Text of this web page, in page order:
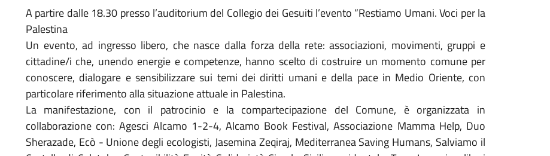
A partire dalle 18.30 presso l’auditorium del Collegio dei Gesuiti l’evento “Restiamo Umani. Voci per la
Palestina
Un evento, ad ingresso libero, che nasce dalla forza della rete: associazioni, movimenti, gruppi e
cittadine/i che, unendo energie e competenze, hanno scelto di costruire un momento comune per
conoscere, dialogare e sensibilizzare sui temi dei diritti umani e della pace in Medio Oriente, con
particolare riferimento alla situazione attuale in Palestina.
La manifestazione, con il patrocinio e la compartecipazione del Comune, è organizzata in
collaborazione con: Agesci Alcamo 1-2-4, Alcamo Book Festival, Associazione Mamma Help, Duo
Sherazade, Ecò - Unione degli ecologisti, Jasemina Zeqiraj, Mediterranea Saving Humans, Salviamo il